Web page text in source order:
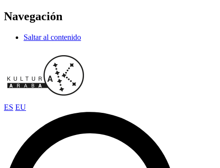
Navegación
Saltar al contenido
ES EU